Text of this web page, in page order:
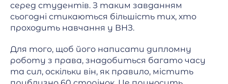
серед студентів. З таким завданням
сьогодні стикаються більшість тих, хто
проходить навчання у ВНЗ.
Для того, щоб його написати дипломну
роботу з права, знадобиться багато часу
та сил, оскільки він, як правило, містить